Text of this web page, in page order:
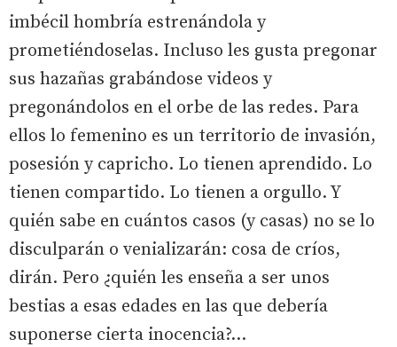
imbécil hombría estrenándola y
prometiéndoselas. Incluso les gusta pregonar
sus hazañas grabándose videos y
pregonándolos en el orbe de las redes. Para
ellos lo femenino es un territorio de invasión,
posesión y capricho. Lo tienen aprendido. Lo
tienen compartido. Lo tienen a orgullo. Y
quién sabe en cuántos casos (y casas) no se lo
disculparán o venializarán: cosa de críos,
dirán. Pero ¿quién les enseña a ser unos
bestias a esas edades en las que debería
suponerse cierta inocencia?...